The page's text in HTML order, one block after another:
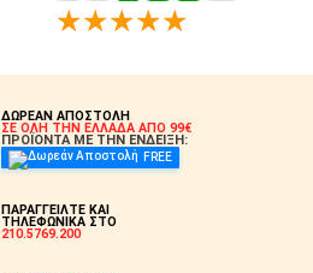
ΔΩΡΕΑΝ ΑΠΟΣΤΟΛΗ
ΣΕ ΟΛΗ ΤΗΝ ΕΛΛΑΔΑ ΑΠΟ 99€
ΠΡΟΪΟΝΤΑ ΜΕ ΤΗΝ ΕΝΔΕΙΞΗ:
FREE
ΠΑΡΑΓΓΕΙΛΤΕ ΚΑΙ
ΤΗΛΕΦΩΝΙΚΑ ΣΤΟ
210.5769.200